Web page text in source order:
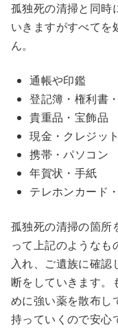
孤独死の清掃と同時
いきますがすべてを
ん。
通帳や印鑑
登記簿・権利書
貴重品・宝飾品
現金・クレジッ
携帯・パソコン
年賀状・手紙
テレホンカード
孤独死の清掃の箇所
って上記のようなも
入れ、ご遺族に確認
断をしていきます。
めに強い薬を散布し
持っていくので安心